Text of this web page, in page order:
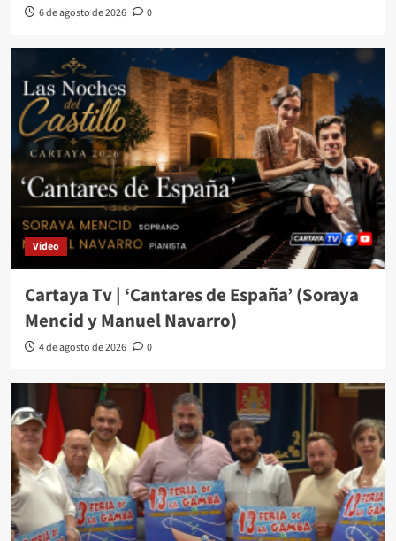
6 de agosto de 2026 0
Video
Cartaya Tv | ‘Cantares de España’ (Soraya
Mencid y Manuel Navarro)
4 de agosto de 2026 0